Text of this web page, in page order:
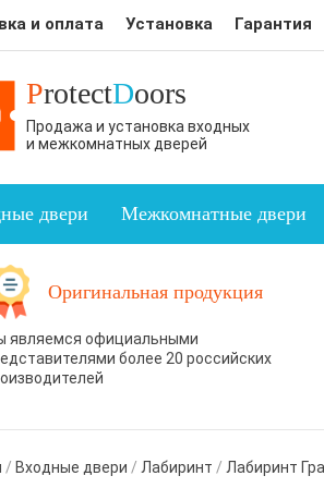
и оплата Установка Гарантия
ProtectDoors
Продажа и установка входных
и межкомнатных дверей
двери Межкомнатные двери
Оригинальная продукция
являемся официальными
более 20 российских
/ Входные двери / Лабиринт / Лабиринт